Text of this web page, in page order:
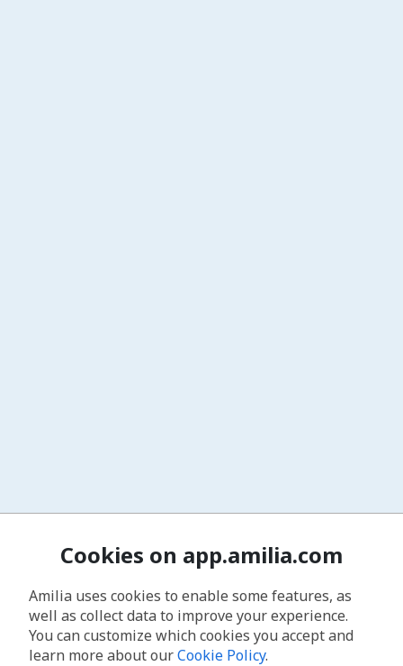
Cookies on app.amilia.com
Amilia uses cookies to enable some features, as
well as collect data to improve your experience.
You can customize which cookies you accept and
learn more about ourCookie Policy.